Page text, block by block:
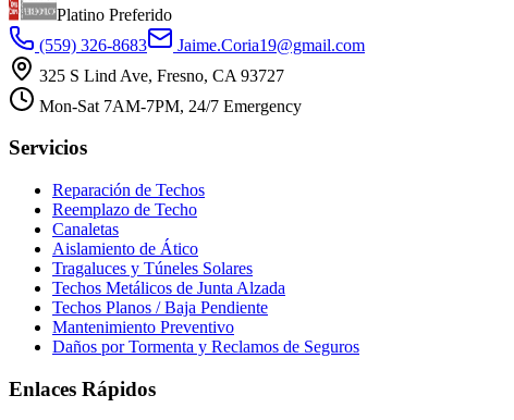
Platino Preferido
(559) 326-8683
Jaime.Coria19@gmail.com
325 S Lind Ave, Fresno, CA 93727
Mon-Sat 7AM-7PM, 24/7 Emergency
Servicios
Reparación de Techos
Reemplazo de Techo
Canaletas
Aislamiento de Ático
Tragaluces y Túneles Solares
Techos Metálicos de Junta Alzada
Techos Planos / Baja Pendiente
Mantenimiento Preventivo
Daños por Tormenta y Reclamos de Seguros
Enlaces Rápidos